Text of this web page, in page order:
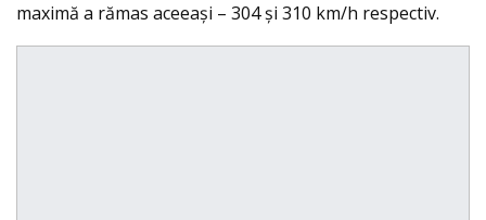
maximă a rămas aceeaşi – 304 şi 310 km/h respectiv.